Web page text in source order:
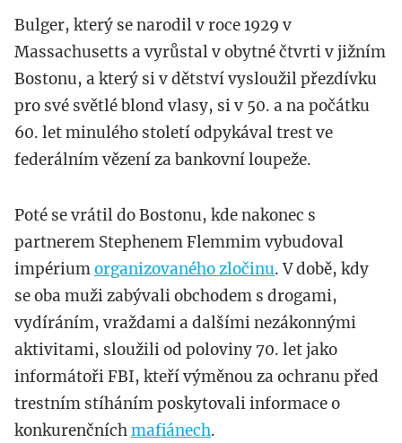
Bulger, který se narodil v roce 1929 v
Massachusetts a vyrůstal v obytné čtvrti v jižním
Bostonu, a který si v dětství vysloužil přezdívku
pro své světlé blond vlasy, si v 50. a na počátku
60. let minulého století odpykával trest ve
federálním vězení za bankovní loupeže.
Poté se vrátil do Bostonu, kde nakonec s
partnerem Stephenem Flemmim vybudoval
impériumorganizovaného zločinu. V době, kdy
se oba muži zabývali obchodem s drogami,
vydíráním, vraždami a dalšími nezákonnými
aktivitami, sloužili od poloviny 70. let jako
informátoři FBI, kteří výměnou za ochranu před
trestním stíháním poskytovali informace o
konkurenčníchmafiánech.